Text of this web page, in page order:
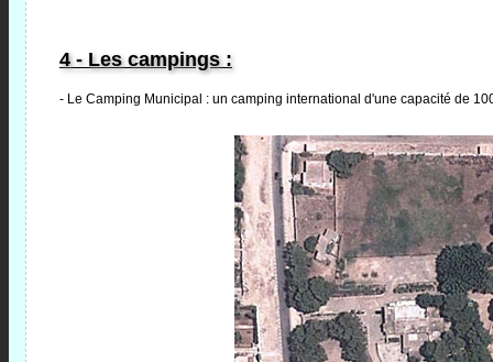
4 - Les campings :
- Le Camping Municipal : un camping international d'une capacité de